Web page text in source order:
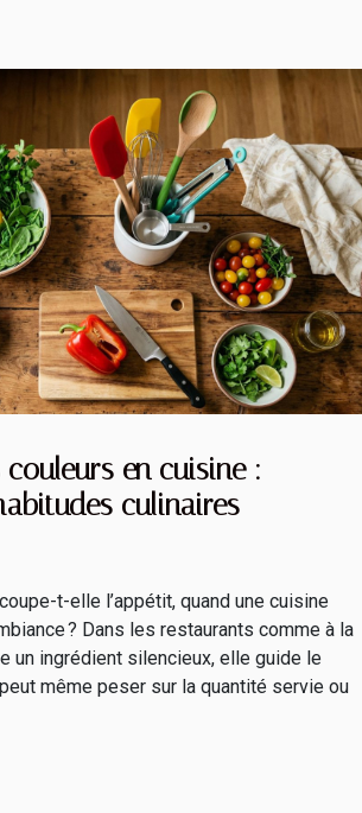
en cuisine :
culinaires
t-elle l’appétit, quand une cuisine
? Dans les restaurants comme à la
un ingrédient silencieux, elle guide le
même peser sur la quantité servie ou